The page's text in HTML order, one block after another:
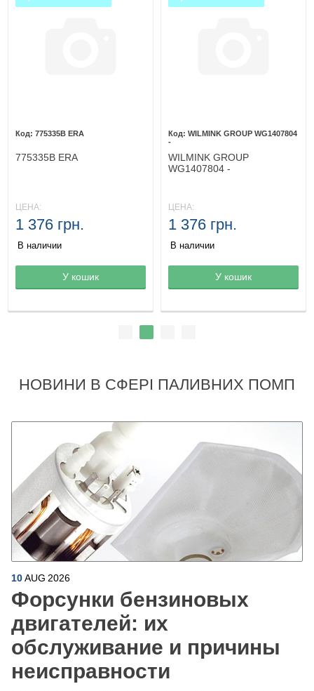
Товар в корзине
775335B ERA
775335B ERA
ЦЕНА:
1 376 грн.
В наличии
У кошик Товар в корзине
WILMINK GROUP WG1407804
-
WILMINK GROUP
WG1407804 -
ЦЕНА:
1 376 грн.
В наличии
У кошик
НОВИНИ В СФЕРІ ПАЛИВНИХ ПОМП
10AUG 2026
Форсунки бензиновых
двигателей: их
обслуживание и причины
неисправности